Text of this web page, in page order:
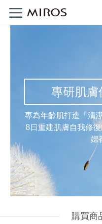
專研肌膚
專為年齡肌打造「清
8日重建肌膚自我修
婦
購買商